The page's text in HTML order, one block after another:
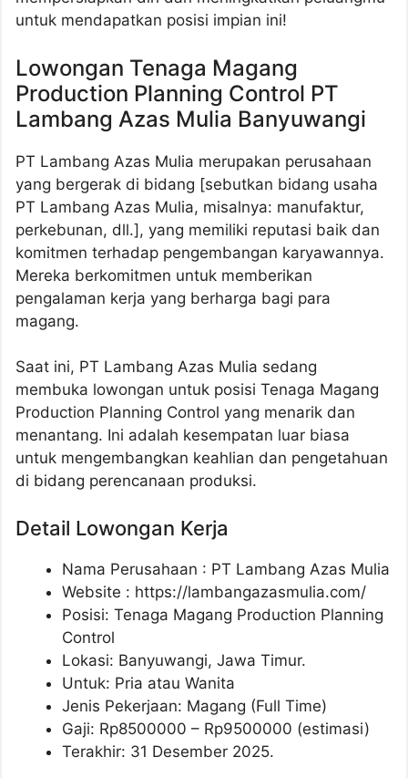
untuk mendapatkan posisi impian ini!
Lowongan Tenaga Magang
Production Planning Control PT
Lambang Azas Mulia Banyuwangi
PT Lambang Azas Mulia merupakan perusahaan
yang bergerak di bidang [sebutkan bidang usaha
PT Lambang Azas Mulia, misalnya: manufaktur,
perkebunan, dll.], yang memiliki reputasi baik dan
komitmen terhadap pengembangan karyawannya.
Mereka berkomitmen untuk memberikan
pengalaman kerja yang berharga bagi para
magang.
Saat ini, PT Lambang Azas Mulia sedang
membuka lowongan untuk posisi Tenaga Magang
Production Planning Control yang menarik dan
menantang. Ini adalah kesempatan luar biasa
untuk mengembangkan keahlian dan pengetahuan
di bidang perencanaan produksi.
Detail Lowongan Kerja
Nama Perusahaan : PT Lambang Azas Mulia
Website : https://lambangazasmulia.com/
Posisi: Tenaga Magang Production Planning
Control
Lokasi: Banyuwangi, Jawa Timur.
Untuk: Pria atau Wanita
Jenis Pekerjaan: Magang (Full Time)
Gaji: Rp8500000 – Rp9500000 (estimasi)
Terakhir: 31 Desember 2025.